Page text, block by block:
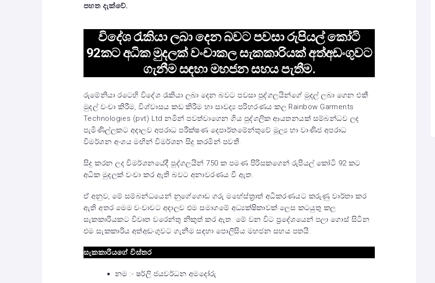
පහත දැක්වේ.
විදේශ රැකියා ලබා දෙන බවට පවසා රුපියල් කෝටි
92කට අධික මුදලක් වංචාකල සැකකාරියක් අත්අඩංගුවට
ගැනීම සඳහා මහජන සහය පැතීම.
රුමේනියා රටෙහි විදේශ රැකියා ලබා දෙන බවට පවසා පුද්ගලයින්ගේ මුදල් ලබා ගෙන එකී
මුදල් වංචා කිරීම, විශ්වාසය කඩ කිරීම හා සාවද්‍ය පරිහරණය කල Rainbow Garments
Technologies (pvt) Ltd නමින් පවත්වාගෙන ගිය පුද්ගලික ආයතනයක් සම්බන්ධව ලද
පැමිණිල්ලකට අදාලව අපරාධ පරීක්ෂණ දෙපාර්තමේන්තුවේ මූල්‍ය හා වාණිජ අපරාධ
විමර්ශන අංශය මඟින් විමර්ශන සිදු කරමින් පවතී.
සිදු කරන ලද විමර්ශනයේදී පුද්ගලයින් 750 ක පමණ පිරිසකගෙන් රුපියල් කෝටි 92 කට
අධික මුදලක් වංචා කර ඇති බවට අනාවරණය වී ඇත.
ඒ අනුව, මේ සම්බන්ධයෙන් නුගේගොඩ ගරු මහේස්ත්‍රාත් අධිකරණයට කරුණු වාර්තා කර
ඇති අතර මෙම වංචාවට අදාලව එම සමාගමේ අධ්‍යක්ෂිකාවක් ලෙස කටයුතු කල
සැකකාරියකට විවෘත වරෙන්තු නිකුත් කර ඇත. මේ වන විට ප්‍රදේශයෙන් පලා ගොස් සිටින
එම සැකකාරිය අත්අඩංගුවට ගැනීම සඳහා පොලිසිය මහජන සහය පතයි.
සැකකාරියගේ විස්තර
නම :- ෂර්ලි ජයවර්ධන අමදෝරු